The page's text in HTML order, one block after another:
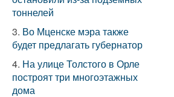
тоннелей
3. Во Мценске мэра также
будет предлагать губернатор
4. На улице Толстого в Орле
построят три многоэтажных
дома